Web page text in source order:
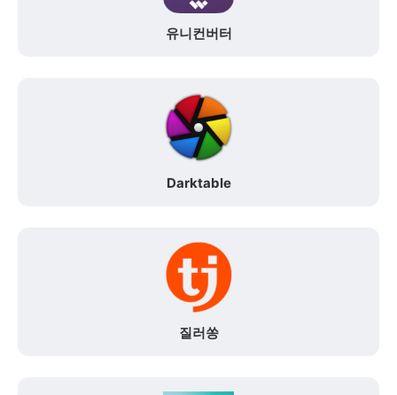
유니컨버터
Darktable
질러쏭